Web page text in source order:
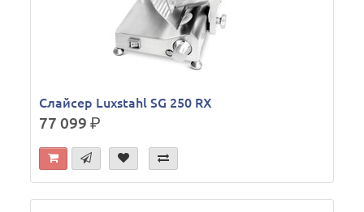
Слайсер Luxstahl SG 250 RX
77 099р.